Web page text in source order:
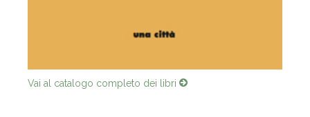
Vai al catalogo completo dei libri